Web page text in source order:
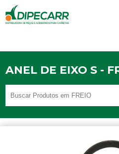
ANEL DE EIXO S -